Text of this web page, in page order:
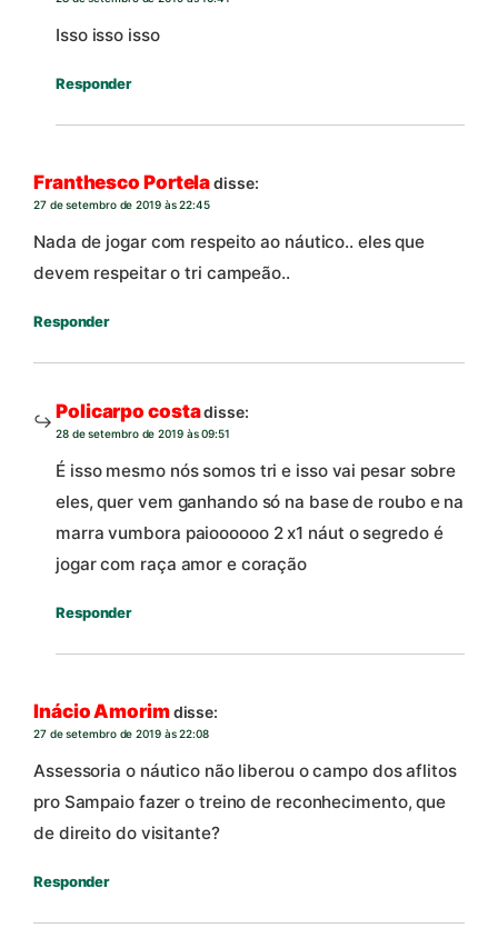
Isso isso isso
Responder
Franthesco Porteladisse:
27 de setembro de 2019 às 22:45
Nada de jogar com respeito ao náutico.. eles que
devem respeitar o tri campeão..
Responder
Policarpo costadisse:
28 de setembro de 2019 às 09:51
É isso mesmo nós somos tri e isso vai pesar sobre
eles, quer vem ganhando só na base de roubo e na
marra vumbora paioooooo 2 x1 náut o segredo é
jogar com raça amor e coração
Responder
Inácio Amorimdisse:
27 de setembro de 2019 às 22:08
Assessoria o náutico não liberou o campo dos aflitos
pro Sampaio fazer o treino de reconhecimento, que
de direito do visitante?
Responder